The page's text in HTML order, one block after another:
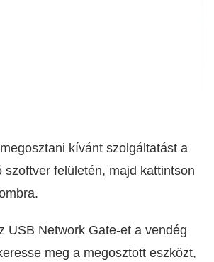
kívánt szolgáltatást a
szoftver felületén, majd kattintson
USB Network Gate-et a vendég
meg a megosztott eszközt,